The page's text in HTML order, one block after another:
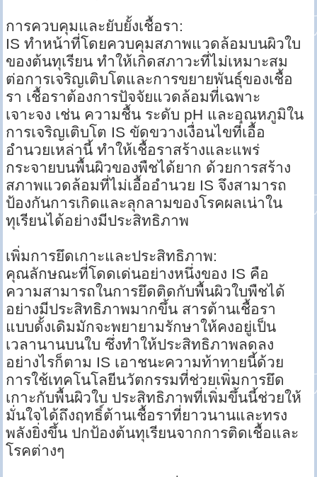
การควบคุมและยับยั้งเชื้อรา:
IS ทำหน้าที่โดยควบคุมสภาพแวดล้อมบนผิวใบ
ของต้นทุเรียน ทำให้เกิดสภาวะที่ไม่เหมาะสม
ต่อการเจริญเติบโตและการขยายพันธุ์ของเชื้อ
รา เชื้อราต้องการปัจจัยแวดล้อมที่เฉพาะ
เจาะจง เช่น ความชื้น ระดับ pH และอุณหภูมิใน
การเจริญเติบโต IS ขัดขวางเงื่อนไขที่เอื้อ
อำนวยเหล่านี้ ทำให้เชื้อราสร้างและแพร่
กระจายบนพื้นผิวของพืชได้ยาก ด้วยการสร้าง
สภาพแวดล้อมที่ไม่เอื้ออำนวย IS จึงสามารถ
ป้องกันการเกิดและลุกลามของโรคผลเน่าใน
ทุเรียนได้อย่างมีประสิทธิภาพ
เพิ่มการยึดเกาะและประสิทธิภาพ:
คุณลักษณะที่โดดเด่นอย่างหนึ่งของ IS คือ
ความสามารถในการยึดติดกับพื้นผิวใบพืชได้
อย่างมีประสิทธิภาพมากขึ้น สารต้านเชื้อรา
แบบดั้งเดิมมักจะพยายามรักษาให้คงอยู่เป็น
เวลานานบนใบ ซึ่งทำให้ประสิทธิภาพลดลง
อย่างไรก็ตาม IS เอาชนะความท้าทายนี้ด้วย
การใช้เทคโนโลยีนวัตกรรมที่ช่วยเพิ่มการยึด
เกาะกับพื้นผิวใบ ประสิทธิภาพที่เพิ่มขึ้นนี้ช่วยให้
มั่นใจได้ถึงฤทธิ์ต้านเชื้อราที่ยาวนานและทรง
พลังยิ่งขึ้น ปกป้องต้นทุเรียนจากการติดเชื้อและ
โรคต่างๆ